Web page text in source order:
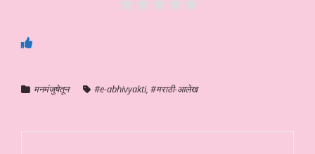
मनमंजुषेतून #e-abhivyakti, #मराठी-आलेख